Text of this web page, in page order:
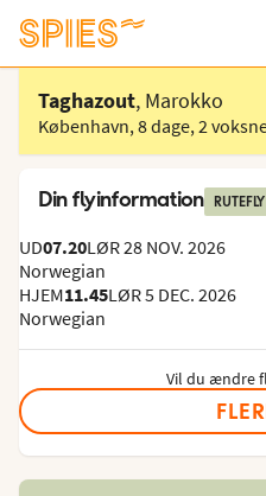
Vælg hotel
Taghazout, Marokko
København,8 dage,2
Din flyinformation RUTEFLY
UD07.20LØR 28 NOV. 2026
Norwegian
HJEM11.45LØR 5 DEC. 2026
Norwegian
Vil du ændre